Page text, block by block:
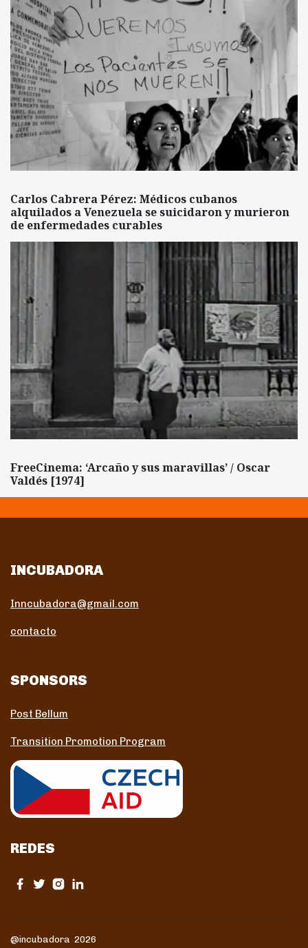
Carlos Cabrera Pérez: Médicos cubanos
alquilados a Venezuela se suicidaron y murieron
de enfermedades curables
FreeCinema: ‘Arcaño y sus maravillas’ / Oscar
Valdés [1974]
INCUBADORA
Inncubadora@gmail.com
contacto
SPONSORS
Post Bellum
Transition Promotion Program
REDES
@incubadora 2026